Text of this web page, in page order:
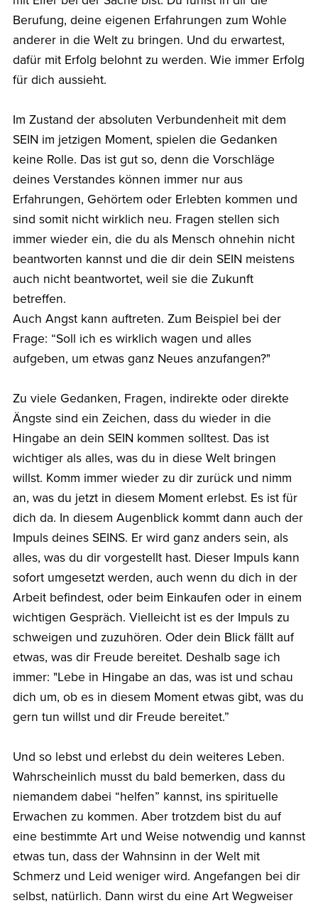
Berufung, deine eigenen Erfahrungen zum Wohle
anderer in die Welt zu bringen. Und du erwartest,
dafür mit Erfolg belohnt zu werden. Wie immer Erfolg
für dich aussieht.
Im Zustand der absoluten Verbundenheit mit dem
SEIN im jetzigen Moment, spielen die Gedanken
keine Rolle. Das ist gut so, denn die Vorschläge
deines Verstandes können immer nur aus
Erfahrungen, Gehörtem oder Erlebten kommen und
sind somit nicht wirklich neu. Fragen stellen sich
immer wieder ein, die du als Mensch ohnehin nicht
beantworten kannst und die dir dein SEIN meistens
auch nicht beantwortet, weil sie die Zukunft
betreffen.
Auch Angst kann auftreten. Zum Beispiel bei der
Frage: “Soll ich es wirklich wagen und alles
aufgeben, um etwas ganz Neues anzufangen?"
Zu viele Gedanken, Fragen, indirekte oder direkte
Ängste sind ein Zeichen, dass du wieder in die
Hingabe an dein SEIN kommen solltest. Das ist
wichtiger als alles, was du in diese Welt bringen
willst. Komm immer wieder zu dir zurück und nimm
an, was du jetzt in diesem Moment erlebst. Es ist für
dich da. In diesem Augenblick kommt dann auch der
Impuls deines SEINS. Er wird ganz anders sein, als
alles, was du dir vorgestellt hast. Dieser Impuls kann
sofort umgesetzt werden, auch wenn du dich in der
Arbeit befindest, oder beim Einkaufen oder in einem
wichtigen Gespräch. Vielleicht ist es der Impuls zu
schweigen und zuzuhören. Oder dein Blick fällt auf
etwas, was dir Freude bereitet. Deshalb sage ich
immer: "Lebe in Hingabe an das, was ist und schau
dich um, ob es in diesem Moment etwas gibt, was du
gern tun willst und dir Freude bereitet.”
Und so lebst und erlebst du dein weiteres Leben.
Wahrscheinlich musst du bald bemerken, dass du
niemandem dabei “helfen” kannst, ins spirituelle
Erwachen zu kommen. Aber trotzdem bist du auf
eine bestimmte Art und Weise notwendig und kannst
etwas tun, dass der Wahnsinn in der Welt mit
Schmerz und Leid weniger wird. Angefangen bei dir
selbst, natürlich. Dann wirst du eine Art Wegweiser